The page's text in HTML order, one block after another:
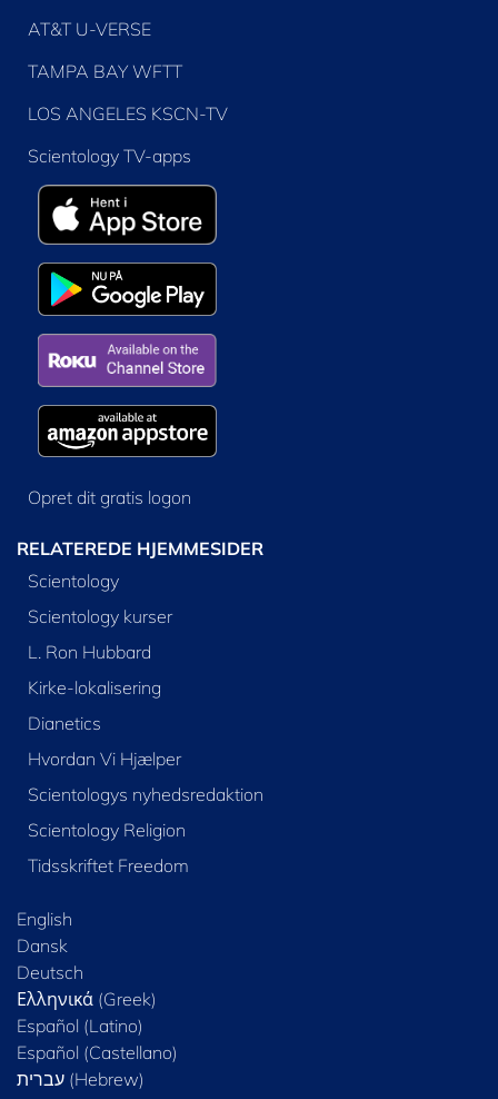
AT&T U-VERSE
TAMPA BAY WFTT
LOS ANGELES KSCN-TV
Scientology TV-apps
Opret dit gratis logon
RELATEREDE HJEMMESIDER
Scientology
Scientology kurser
L. Ron Hubbard
Kirke-lokalisering
Dianetics
Hvordan Vi Hjælper
Scientologys nyhedsredaktion
Scientology Religion
Tidsskriftet Freedom
English
Dansk
Deutsch
Ελληνικά (Greek)
Español (Latino)
Español (Castellano)